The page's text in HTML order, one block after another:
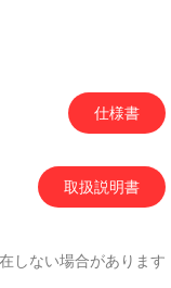
仕様書
取扱説明書
しない場合があります